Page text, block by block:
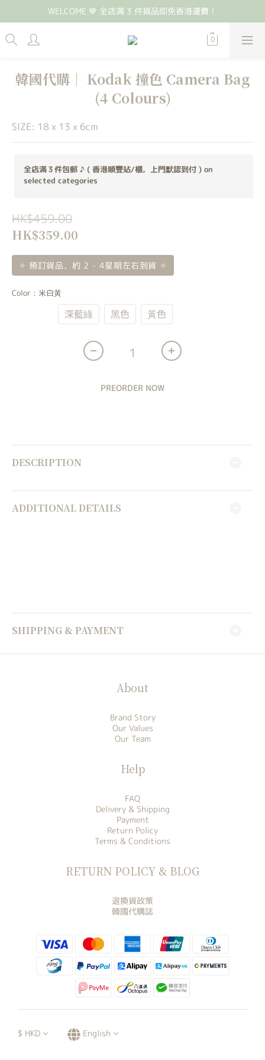
WELCOME 🤎 全店滿 3 件貨品即免香港運費！
韓國代購｜ Kodak 撞色 Camera Bag
(4 Colours)
SIZE: 18 x 13 x 6cm
全店滿３件包郵 ♪ ( 香港順豐站/櫃，上門默認到付 ) on
selected categories
HK$459.00
HK$359.00
✧ 預訂貨品，約 2 - 4星期左右到貨 ✧
Color : 米白黃
深藍綠 黑色 黃色
PREORDER NOW
DESCRIPTION
ADDITIONAL DETAILS
SHIPPING & PAYMENT
About
Brand Story
Our Values
Our Team
Help
FAQ
Delivery & Shipping
Payment
Return Policy
Terms & Conditions
RETURN POLICY & BLOG
退換貨政策
韓國代購誌
$ HKD English